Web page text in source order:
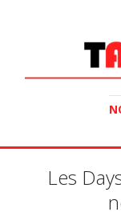
Les